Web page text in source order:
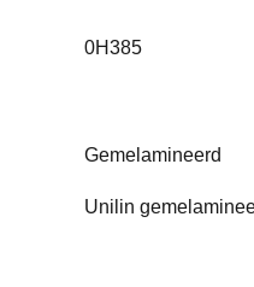
0H385
Gemelamineerd
Unilin